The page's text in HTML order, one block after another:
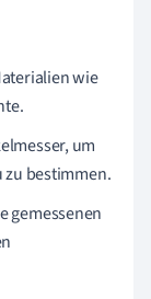
wie
um
zu bestimmen.
gemessenen